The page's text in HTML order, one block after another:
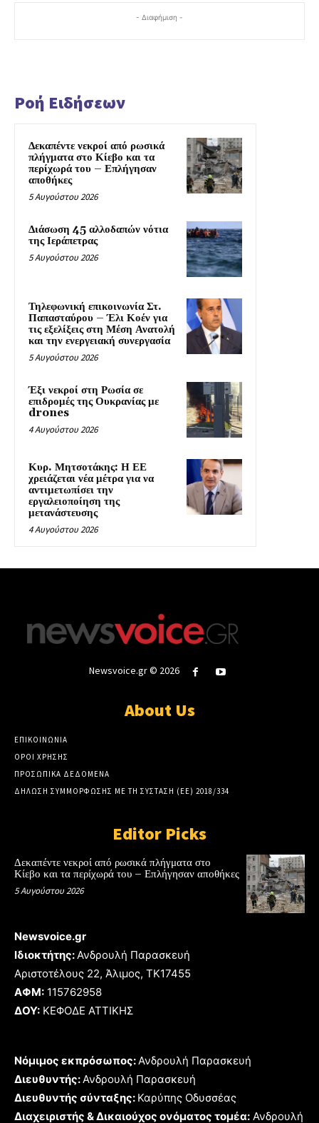
- Διαφήμιση -
Ροή Ειδήσεων
Δεκαπέντε νεκροί από ρωσικά
πλήγματα στο Κίεβο και τα
περίχωρά του – Επλήγησαν
αποθήκες
5 Αυγούστου 2026
Διάσωση 45 αλλοδαπών νότια
της Ιεράπετρας
5 Αυγούστου 2026
Τηλεφωνική επικοινωνία Στ.
Παπασταύρου – Έλι Κοέν για
τις εξελίξεις στη Μέση Ανατολή
και την ενεργειακή συνεργασία
5 Αυγούστου 2026
Έξι νεκροί στη Ρωσία σε
επιδρομές της Ουκρανίας με
drones
4 Αυγούστου 2026
Κυρ. Μητσοτάκης: Η ΕΕ
χρειάζεται νέα μέτρα για να
αντιμετωπίσει την
εργαλειοποίηση της
μετανάστευσης
4 Αυγούστου 2026
Newsvoice.gr © 2026
About Us
ΕΠΙΚΟΙΝΩΝΙΑ
ΟΡΟΙ ΧΡΗΣΗΣ
ΠΡΟΣΩΠΙΚΑ ΔΕΔΟΜΕΝΑ
ΔΗΛΩΣΗ ΣΥΜΜΟΡΦΩΣΗΣ ΜΕ ΤΗ ΣΥΣΤΑΣΗ (ΕΕ) 2018/334
Editor Picks
Δεκαπέντε νεκροί από ρωσικά πλήγματα στο
Κίεβο και τα περίχωρά του – Επλήγησαν αποθήκες
5 Αυγούστου 2026
Newsvoice.gr
Ιδιοκτήτης:Ανδρουλή Παρασκευή
Αριστοτέλους 22, Άλιμος, TK17455
ΑΦΜ: 115762958
ΔΟΥ: ΚΕΦΟΔΕ ΑΤΤΙΚΗΣ
Νόμιμος εκπρόσωπος:Ανδρουλή Παρασκευή
Διευθυντής:Ανδρουλή Παρασκευή
Διευθυντής σύνταξης: Καρύπης Οδυσσέας
Διαχειριστής & Δικαιούχος ονόματος τομέα: Ανδρουλή